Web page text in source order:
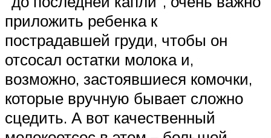
приложить ребенка к
пострадавшей груди, чтобы он
отсосал остатки молока и,
возможно, застоявшиеся комочки,
которые вручную бывает сложно
сцедить. А вот качественный